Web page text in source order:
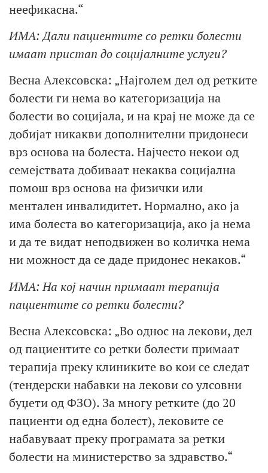
неефикасна.“
ИМА: Дали пациентите со ретки болести
имаат пристап до социјалните услуги?
Весна Алексовска: „Најголем дел од ретките
болести ги нема во категоризација на
болести во социјала, и на крај не може да се
добијат никакви дополнителни придонеси
врз основа на болеста. Најчесто некои од
семејствата добиваат некаква социјална
помош врз основа на физички или
ментален инвалидитет. Нормално, ако ја
има болеста во категоризација, ако ја нема
и да те видат неподвижен во количка нема
ни можност да се даде придонес некаков.“
ИМА: На кој начин примаат терапија
пациентите со ретки болести?
Весна Алексовска: „Во однос на лекови, дел
од пациентите со ретки болести примаат
терапија преку клиниките во кои се следат
(тендерски набавки на лекови со улсовни
буџети од ФЗО). За многу ретките (до 20
пациенти од една болест), лековите се
набавуваат преку програмата за ретки
болести на министерство за здравство.“